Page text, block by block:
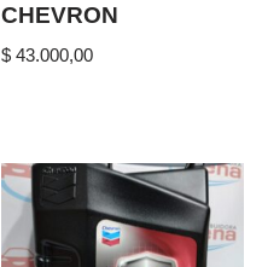
CHEVRON
$ 43.000,00